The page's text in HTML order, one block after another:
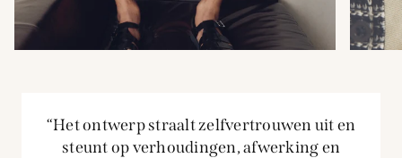
“Het ontwerp straalt zelfvertrouwen uit en
steunt op verhoudingen, afwerking en